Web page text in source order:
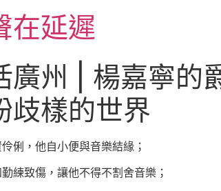
在延遲
廣州 | 楊嘉寧的
歧樣的世界
俐，他自小便與音樂結緣；
致傷，讓他不得不割舍音樂；